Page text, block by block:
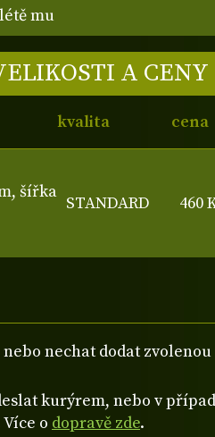
mu
A CENY
kvalita cena
šířka
STANDARD 460
nechat dodat
kurýrem, nebo v
o dopravě zde.